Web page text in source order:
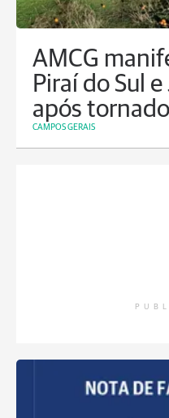
AMCG
Piraí do Sul
após tornado
CAMPOS GERAIS